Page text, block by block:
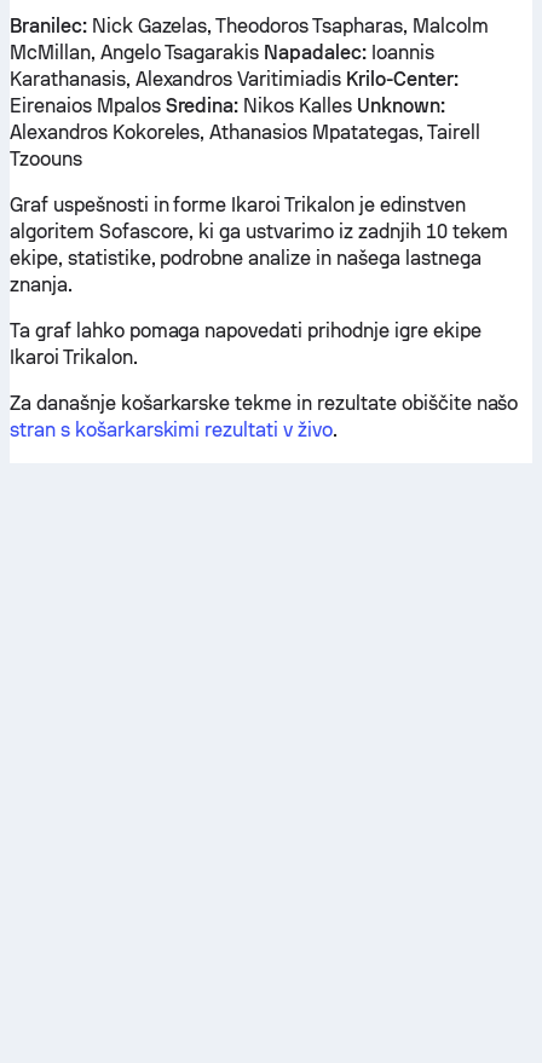
Branilec:Nick Gazelas, Theodoros Tsapharas, Malcolm
McMillan, Angelo Tsagarakis Napadalec:Ioannis
Karathanasis, Alexandros Varitimiadis Krilo-Center:
Eirenaios Mpalos Sredina: Nikos Kalles Unknown:
Alexandros Kokoreles, Athanasios Mpatategas, Tairell
Tzoouns
Graf uspešnosti in forme Ikaroi Trikalon je edinstven
algoritem Sofascore, ki ga ustvarimo iz zadnjih 10 tekem
ekipe, statistike, podrobne analize in našega lastnega
znanja.
Ta graf lahko pomaga napovedati prihodnje igre ekipe
Ikaroi Trikalon.
Za današnje košarkarske tekme in rezultate obiščite našo
stran s košarkarskimi rezultati v živo.